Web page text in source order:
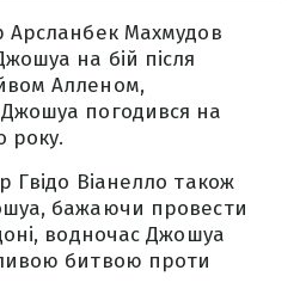
Арсланбек Махмудов
на бій після
Алленом,
погодився на
року.
Гвідо Віанелло також
бажаючи провести
водночас Джошуа
битвою проти